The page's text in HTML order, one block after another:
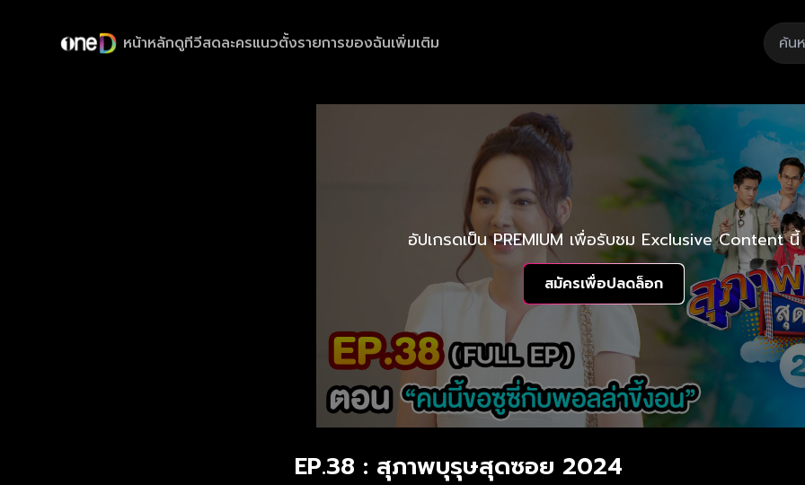
หน้าหลักดูทีวีสดละครแนวตั้งรายการของฉันเพิ่มเติม
อัปเกรดเป็น PREMIUM เพื่อรับชม Exclusive Content นี้
สมัครเพื่อปลดล็อก
EP.38 : สุภาพบุรุษสุดซอย 2024